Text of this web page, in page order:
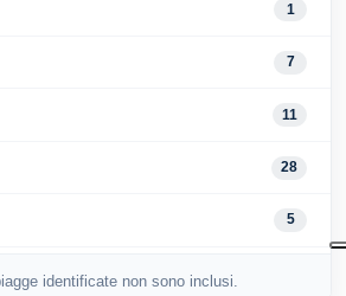
1
7
11
28
5
identificate non sono inclusi.